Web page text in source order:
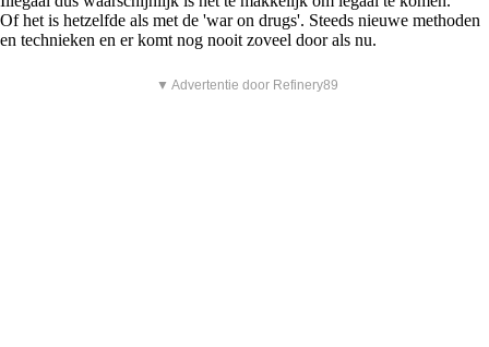
Of het is hetzelfde als met de 'war on drugs'. Steeds nieuwe methoden
en technieken en er komt nog nooit zoveel door als nu.
▼ Advertentie door Refinery89